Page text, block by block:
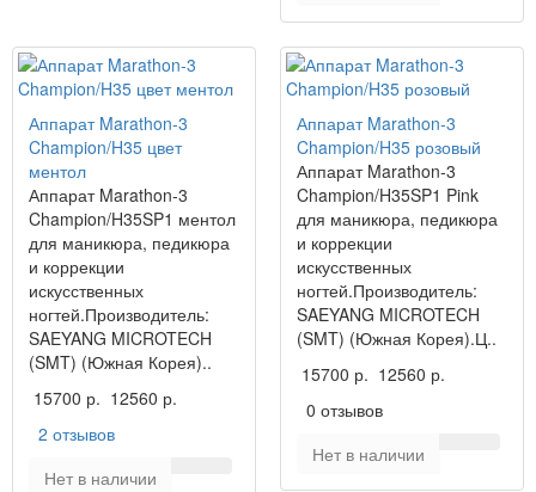
Аппарат Marathon-3
Champion/H35 цвет
ментол
Аппарат Marathon-3
Champion/H35SP1 ментол
для маникюра, педикюра
и коррекции
искусственных
ногтей.Производитель:
SAEYANG MICROTECH
(SMT) (Южная Корея)..
15700 р. 12560 р.
2 отзывов
Нет в наличии
Аппарат Marathon-3
Champion/H35 розовый
Аппарат Marathon-3
Champion/H35SP1 Pink
для маникюра, педикюра
и коррекции
искусственных
ногтей.Производитель:
SAEYANG MICROTECH
(SMT) (Южная Корея).Ц..
15700 р. 12560 р.
0 отзывов
Нет в наличии